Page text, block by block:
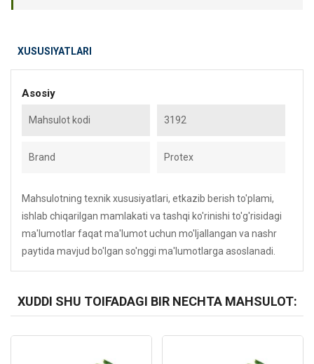
XUSUSIYATLARI
Asosiy
Mahsulot kodi 3192
Brand Protex
Mahsulotning texnik xususiyatlari, etkazib berish to'plami,
ishlab chiqarilgan mamlakati va tashqi ko'rinishi to'g'risidagi
ma'lumotlar faqat ma'lumot uchun mo'ljallangan va nashr
paytida mavjud bo'lgan so'nggi ma'lumotlarga asoslanadi.
XUDDI SHU TOIFADAGI BIR NECHTA MAHSULOT: